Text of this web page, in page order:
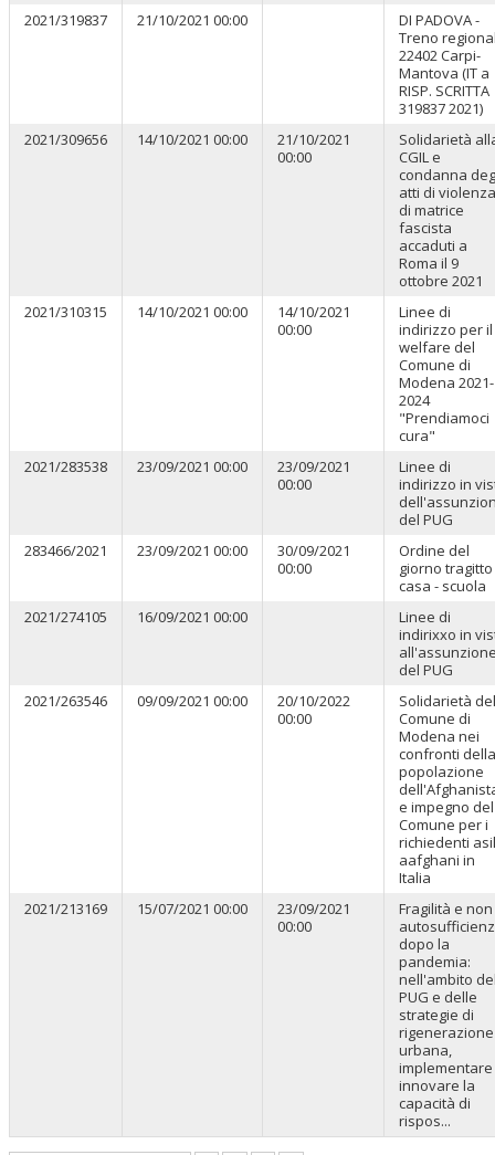
2021/319837
21/10/2021 00:00
DI PADOVA -
Treno
22402 Carpi-
Mantova (IT a
RISP. SCRITTA
319837 2021)
2021/309656
14/10/2021 00:00
21/10/2021
00:00
Solidarietà
CGIL e
condanna
atti di violenza
di matrice
fascista
accaduti a
Roma il 9
ottobre 2021
2021/310315
14/10/2021 00:00
14/10/2021
00:00
Linee di
indirizzo per il
welfare del
Comune di
Modena 2021-
2024
"Prendiamoci
cura"
2021/283538
23/09/2021 00:00
23/09/2021
00:00
Linee di
indirizzo in
del PUG
283466/2021
23/09/2021 00:00
30/09/2021
00:00
Ordine del
giorno tragitto
casa - scuola
2021/274105
16/09/2021 00:00
Linee di
indirixxo in
del PUG
2021/263546
09/09/2021 00:00
20/10/2022
00:00
Solidarietà del
Comune di
Modena nei
confronti della
popolazione
e impegno del
Comune per i
richiedenti
aafghani in
Italia
2021/213169
15/07/2021 00:00
23/09/2021
00:00
Fragilità e non
dopo la
pandemia:
nell'ambito
PUG e delle
strategie di
rigenerazione
urbana,
innovare la
capacità di
rispos...